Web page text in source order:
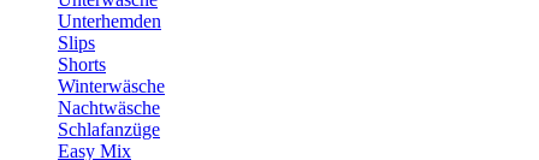
Unterhemden
Slips
Shorts
Winterwäsche
Nachtwäsche
Schlafanzüge
Easy Mix